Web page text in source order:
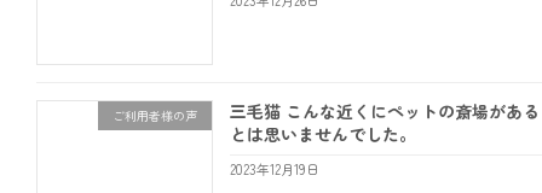
ご利用者様の声
三毛猫 こんな近くにペットの斎場がある
とは思いませんでした。
2023年12月19日